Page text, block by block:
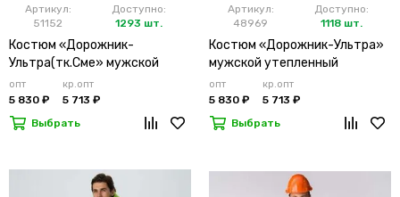
Артикул:
51152
Доступно:
1293 шт.
Костюм «Дорожник-
Ультра(тк.Сме» мужской
утепленный лимонный
опт
5 830 ₽
кр.опт
5 713 ₽
Выбрать
Артикул:
48969
Доступно:
1118 шт.
Костюм «Дорожник-Ультра»
мужской утепленный
оранжевый
опт
5 830 ₽
кр.опт
5 713 ₽
Выбрать